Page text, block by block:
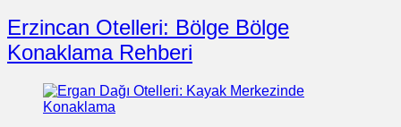
Erzincan Otelleri: Bölge Bölge
Konaklama Rehberi